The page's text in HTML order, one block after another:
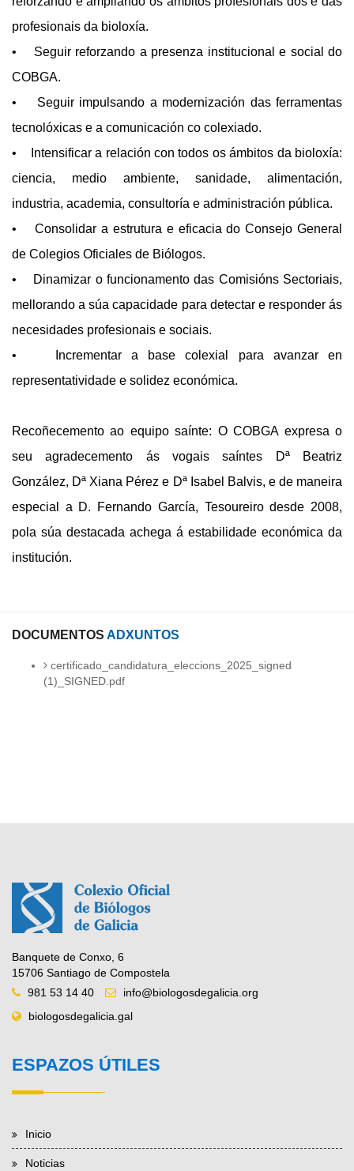
profesionais da bioloxía.
• Seguir reforzando a presenza institucional e social do
COBGA.
• Seguir impulsando a modernización das ferramentas
tecnolóxicas e a comunicación co colexiado.
• Intensificar a relación con todos os ámbitos da bioloxía:
ciencia, medio ambiente, sanidade, alimentación,
industria, academia, consultoría e administración pública.
• Consolidar a estrutura e eficacia do Consejo General
de Colegios Oficiales de Biólogos.
• Dinamizar o funcionamento das Comisións Sectoriais,
mellorando a súa capacidade para detectar e responder ás
necesidades profesionais e sociais.
• Incrementar a base colexial para avanzar en
representatividade e solidez económica.
Recoñecemento ao equipo saínte: O COBGA expresa o
seu agradecemento ás vogais saíntes Dª Beatriz
González, Dª Xiana Pérez e Dª Isabel Balvis, e de maneira
especial a D. Fernando García, Tesoureiro desde 2008,
pola súa destacada achega á estabilidade económica da
institución.
DOCUMENTOS ADXUNTOS
certificado_candidatura_eleccions_2025_signed
(1)_SIGNED.pdf
Banquete de Conxo, 6
15706 Santiago de Compostela
981 53 14 40
info@biologosdegalicia.org
biologosdegalicia.gal
ESPAZOS ÚTILES
Inicio
Noticias